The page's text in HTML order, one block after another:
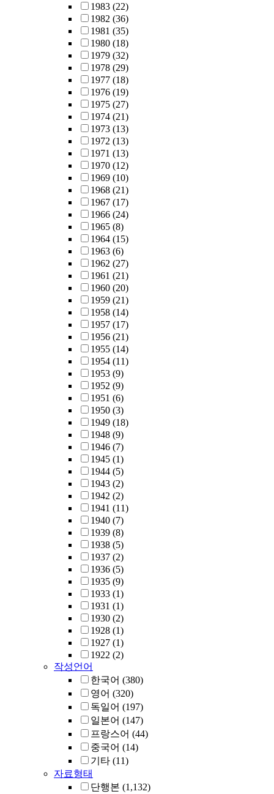
1983 (22)
1982 (36)
1981 (35)
1980 (18)
1979 (32)
1978 (29)
1977 (18)
1976 (19)
1975 (27)
1974 (21)
1973 (13)
1972 (13)
1971 (13)
1970 (12)
1969 (10)
1968 (21)
1967 (17)
1966 (24)
1965 (8)
1964 (15)
1963 (6)
1962 (27)
1961 (21)
1960 (20)
1959 (21)
1958 (14)
1957 (17)
1956 (21)
1955 (14)
1954 (11)
1953 (9)
1952 (9)
1951 (6)
1950 (3)
1949 (18)
1948 (9)
1946 (7)
1945 (1)
1944 (5)
1943 (2)
1942 (2)
1941 (11)
1940 (7)
1939 (8)
1938 (5)
1937 (2)
1936 (5)
1935 (9)
1933 (1)
1931 (1)
1930 (2)
1928 (1)
1927 (1)
1922 (2)
작성언어
한국어 (380)
영어 (320)
독일어 (197)
일본어 (147)
프랑스어 (44)
중국어 (14)
기타 (11)
자료형태
단행본 (1,132)